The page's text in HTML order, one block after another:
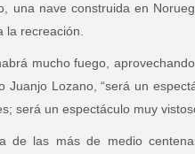
una nave construida en
la recreación.
mucho fuego,
Juanjo Lozano, “será un
será un espectáculo muy
de las más de medio